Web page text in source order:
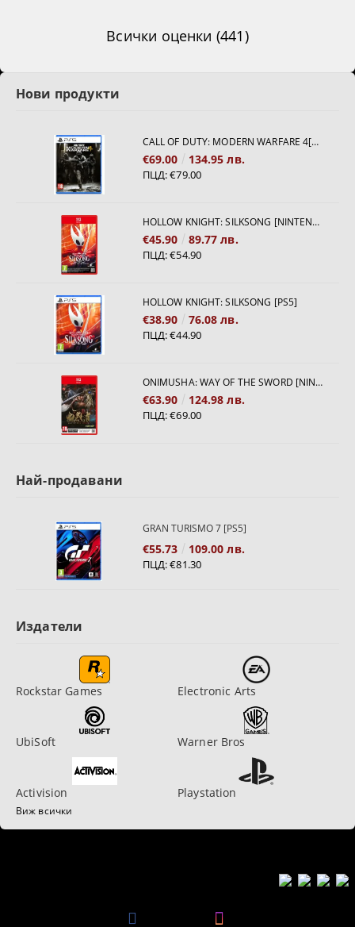
Всички оценки (441)
Нови продукти
CALL OF DUTY: MODERN WARFARE 4[PS5]
€69.00 134.95 лв.
ПЦД:€79.00
HOLLOW KNIGHT: SILKSONG [NINTENDO SWITCH 2]
€45.90 89.77 лв.
ПЦД:€54.90
HOLLOW KNIGHT: SILKSONG [PS5]
€38.90 76.08 лв.
ПЦД:€44.90
ONIMUSHA: WAY OF THE SWORD [NINTENDO SWITCH 2]
€63.90 124.98 лв.
ПЦД:€69.00
Най-продавани
GRAN TURISMO 7 [PS5]
€55.73 109.00 лв.
ПЦД:€81.30
Издатели
Rockstar Games Electronic Arts
UbiSoft Warner Bros
Activision Playstation
Виж всички